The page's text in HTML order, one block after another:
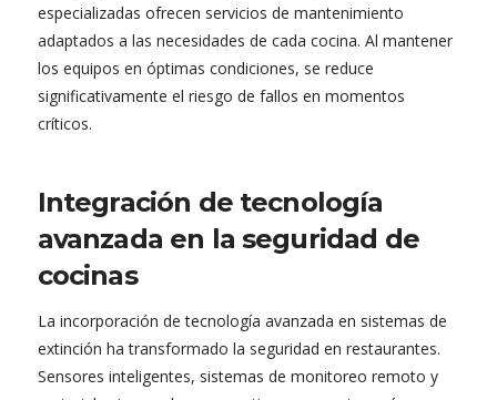
especializadas ofrecen servicios de mantenimiento
adaptados a las necesidades de cada cocina. Al mantener
los equipos en óptimas condiciones, se reduce
significativamente el riesgo de fallos en momentos
críticos.
Integración de tecnología
avanzada en la seguridad de
cocinas
La incorporación de tecnología avanzada en sistemas de
extinción ha transformado la seguridad en restaurantes.
Sensores inteligentes, sistemas de monitoreo remoto y